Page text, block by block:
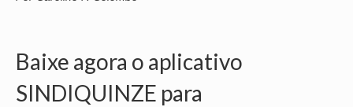
Baixe agora o aplicativo
SINDIQUINZE para